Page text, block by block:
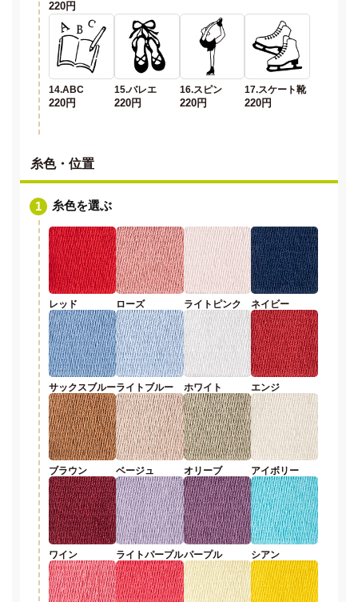
220円
14.ABC
220円
15.バレエ
220円
16.スピン
220円
17.スケート靴
220円
糸色・位置
糸色を選ぶ
レッド ローズ ライトピンク ネイビー
サックスブルーライトブルー ホワイト エンジ
ブラウン ベージュ オリーブ アイボリー
ワイン ライトパープルパープル シアン